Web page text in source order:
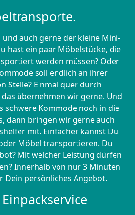
und auch gerne der kleine Mini-
hast ein paar Möbelstücke, die
werden müssen? Oder
soll endlich an ihrer
Stelle? Einmal quer durch
das übernehmen wir gerne. Und
schwere Kommode noch in die
dann bringen wir gerne auch
mit. Einfacher kannst Du
Möbel transportieren. Du
Mit welcher Leistung dürfen
Innerhalb von nur 3 Minuten
Dein persönliches Angebot.